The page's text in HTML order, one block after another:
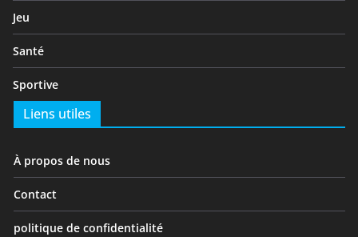
Jeu
Santé
Sportive
Liens utiles
À propos de nous
Contact
politique de confidentialité